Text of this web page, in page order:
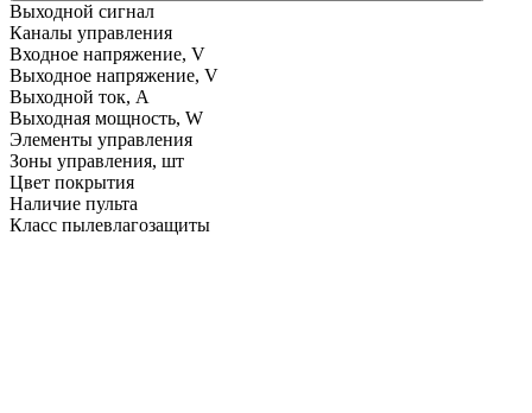
Выходной сигнал
Каналы управления
Входное напряжение, V
Выходное напряжение, V
Выходной ток, A
Выходная мощность, W
Элементы управления
Зоны управления, шт
Цвет покрытия
Наличие пульта
Класс пылевлагозащиты